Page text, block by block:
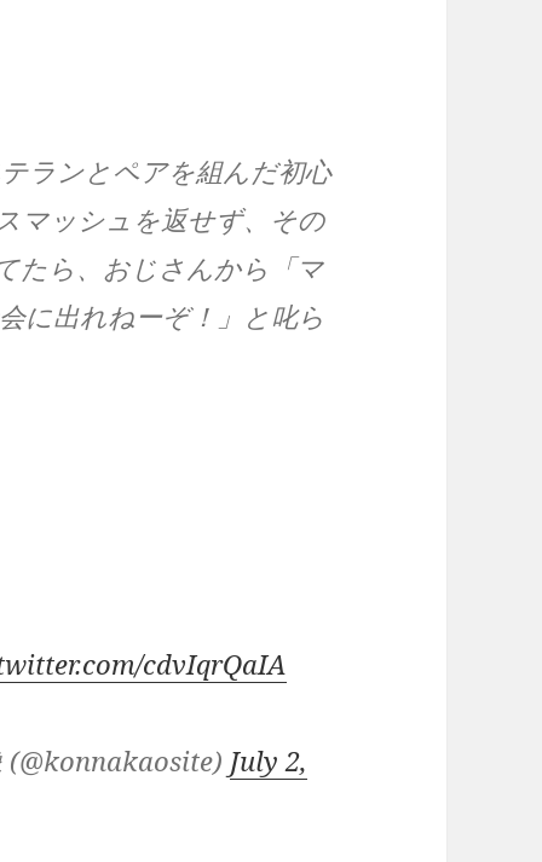
ランとペアを組んだ初心
マッシュを返せず、その
たら、おじさんから「マ
に出れねーぞ！」と叱ら
cdvIqrQaIA
July 2,